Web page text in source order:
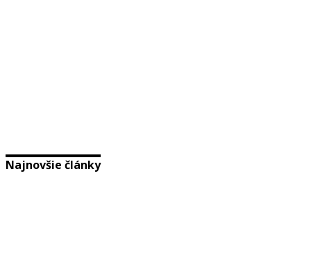
Najnovšie články